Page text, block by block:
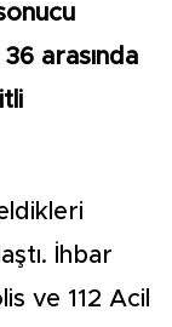
arasında
İhbar
ve 112 Acil